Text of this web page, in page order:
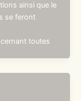
ainsi que le
se feront
toutes